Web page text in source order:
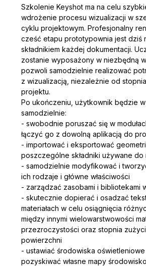
Szkolenie Keyshot ma na celu
wdrożenie procesu wizualizacji w
cyklu projektowym. Profesjonalny
cześć etapu prototypownia jest dziś
składnikiem każdej dokumentacji.
zostanie wyposażony w niezbędną
pozwoli samodzielnie realizować
z wizualizacją, niezależnie od
projektu.
Po ukończeniu, użytkownik będzie
samodzielnie:
- swobodnie poruszać się w
łączyć go z dowolną aplikacją do
- importować i eksportować
poszczególne składniki używane
- samodzielnie modyfikować i
ich rodzaje i główne właściwości
- zarządzać zasobami i bibliotekami
- skutecznie dopierać i osadzać
materiałach w celu osiągnięcia
między innymi wielowarstwowości
przezroczystości oraz stopnia
powierzchni
- ustawiać środowiska
pozyskiwać własne mapy